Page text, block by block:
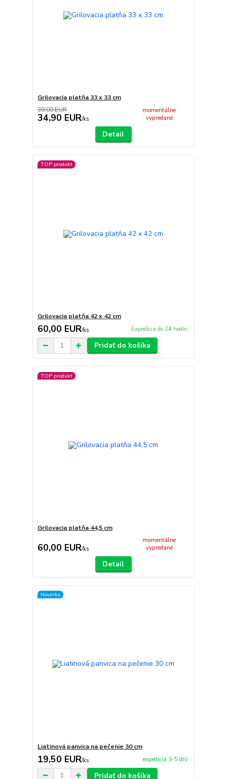
Grilovacia platňa 33 x 33 cm
39,00 EUR
34,90 EUR/ks
momentálne
vypredané
Detail
TOP produkt
Grilovacia platňa 42 x 42 cm
60,00 EUR/ks Expedícia do 24 hodín
Pridať do košíka
TOP produkt
Grilovacia platňa 44,5 cm
60,00 EUR/ks
momentálne
vypredané
Detail
Novinka
Liatinová panvica na pečenie 30 cm
19,50 EUR/ks expedícia 3-5 dní
Pridať do košíka